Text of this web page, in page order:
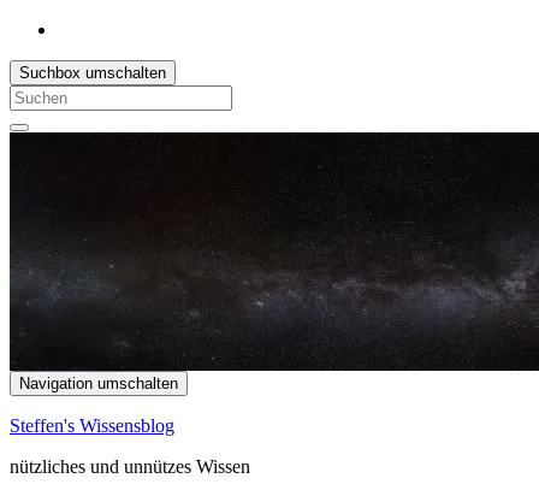
Suchbox umschalten
Search
for:
Navigation umschalten
Steffen's Wissensblog
nützliches und unnützes Wissen